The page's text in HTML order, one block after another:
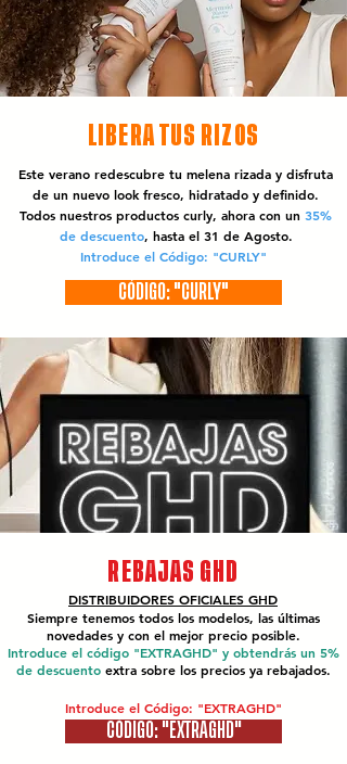
LIBERA TUS RIZOS
Este verano redescubre tu melena rizada y disfruta
de un nuevo look fresco, hidratado y definido.
Todos nuestros productos curly, ahora con un 35%
de descuento, hasta el 31 de Agosto.
Introduce el Código: "CURLY"
CÓDIGO: "CURLY"
REBAJAS GHD
DISTRIBUIDORES OFICIALES GHD
Siempre tenemos todos los modelos, las últimas
novedades y con el mejor precio posible.
Introduce el código "EXTRAGHD" y obtendrás un 5%
de descuento extra sobre los precios ya rebajados.
Introduce el Código: "EXTRAGHD"
CÓDIGO: "EXTRAGHD"